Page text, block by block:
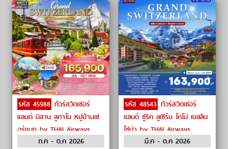
รหัส 45988 ทัวร์สวิตเซอร์
แลนด์ มิลาน ลูกาโน หมู่บ้านเซ
อร์แมท by THAI Airways
ก.ค - ต.ค 2026
รหัส 48543 ทัวร์สวิตเซอร์
แลนด์ ซูริค ลูเซิร์น โคโม่ เบลลิน
โซน่า by THAI Airways
มี.ค - ต.ค 2026